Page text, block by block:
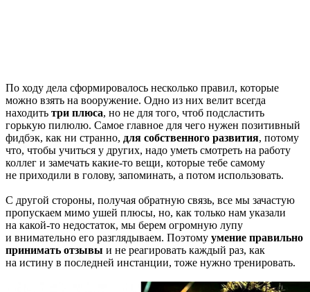
По ходу дела сформировалось несколько правил, которые
можно взять на вооружение. Одно из них велит всегда
находить три плюса, но не для того, чтоб подсластить
горькую пилюлю. Самое главное для чего нужен позитивный
фидбэк, как ни странно, для собственного развития, потому
что, чтобы учиться у других, надо уметь смотреть на работу
коллег и замечать какие-то вещи, которые тебе самому
не приходили в голову, запоминать, а потом использовать.
С другой стороны, получая обратную связь, все мы зачастую
пропускаем мимо ушей плюсы, но, как только нам указали
на какой-то недостаток, мы берем огромную лупу
и внимательно его разглядываем. Поэтому умение правильно
принимать отзывы и не реагировать каждый раз, как
на истину в последней инстанции, тоже нужно тренировать.